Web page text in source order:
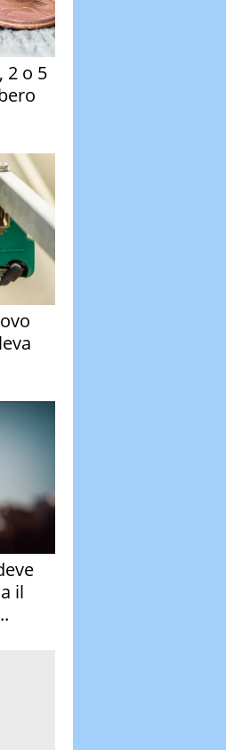
2 o 5
il